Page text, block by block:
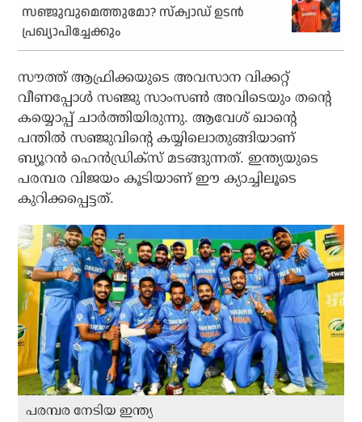
സഞ്ജുവുമെത്തുമോ? സ്‌ക്വാഡ് ഉടന്‍
പ്രഖ്യാപിച്ചേക്കും
സൗത്ത് ആഫ്രിക്കയുടെ അവസാന വിക്കറ്റ്
വീണപ്പോള്‍ സഞ്ജു സാംസണ്‍ അവിടെയും തന്റെ
കയ്യൊപ്പ് ചാര്‍ത്തിയിരുന്നു. ആവേശ് ഖാന്റെ
പന്തില്‍ സഞ്ജുവിന്റെ കയ്യിലൊതുങ്ങിയാണ്
ബ്യൂറന്‍ ഹെന്‍ഡ്രിക്‌സ് മടങ്ങുന്നത്. ഇന്ത്യയുടെ
പരമ്പര വിജയം കൂടിയാണ് ഈ ക്യാച്ചിലൂടെ
കുറിക്കപ്പെട്ടത്.
പരമ്പര നേടിയ ഇന്ത്യ